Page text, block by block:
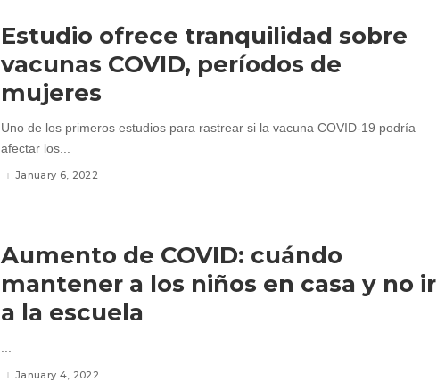
Estudio ofrece tranquilidad sobre
vacunas COVID, períodos de
mujeres
Uno de los primeros estudios para rastrear si la vacuna COVID-19 podría
afectar los...
January 6, 2022
Aumento de COVID: cuándo
mantener a los niños en casa y no ir
a la escuela
...
January 4, 2022